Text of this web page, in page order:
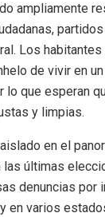
ampliamente
Los
de vivir en
lo que esperan
y limpias.
en el
las últimas
denuncias por
en varios